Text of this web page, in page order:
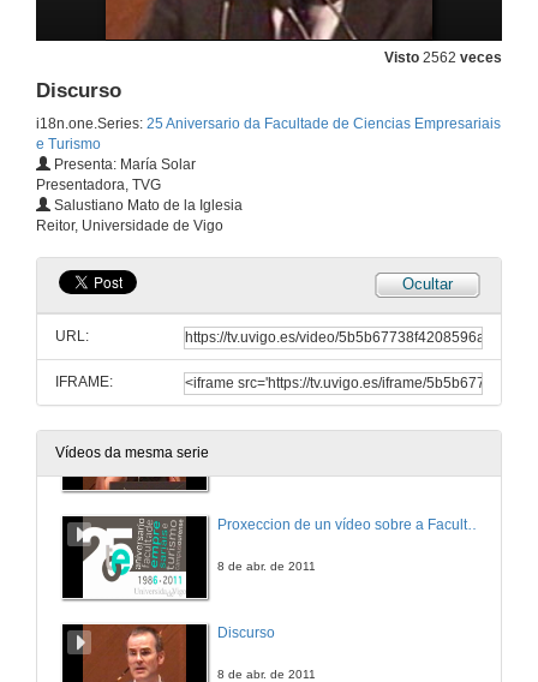
Visto 2562 veces
Discurso
i18n.one.Series: 25 Aniversario da Facultade de Ciencias Empresariais
e Turismo
Presenta: María Solar
Presentadora, TVG
Salustiano Mato de la Iglesia
Reitor, Universidade de Vigo
Ocultar
URL:
IFRAME:
Vídeos da mesma serie
8 de abr. de 2011
Discurso
8 de abr. de 2011
Proxeccion de un vídeo sobre a Facultade
8 de abr. de 2011
Discurso
8 de abr. de 2011